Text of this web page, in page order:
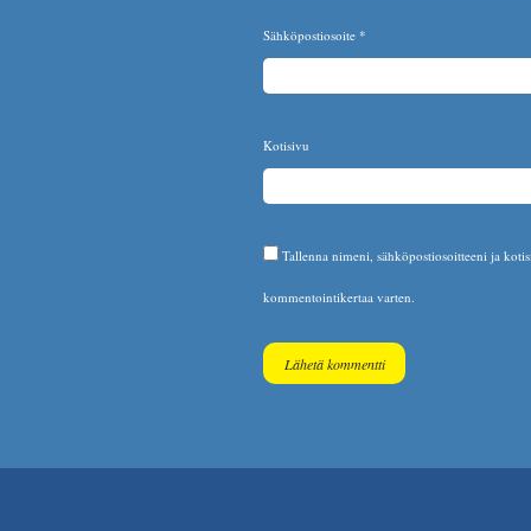
Sähköpostiosoite *
Kotisivu
Tallenna nimeni, sähköpostiosoitteeni ja
kommentointikertaa varten.